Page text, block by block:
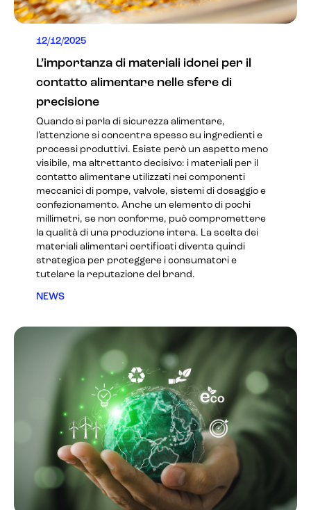
12/12/2025
L’importanza di materiali idonei per il
contatto alimentare nelle sfere di
precisione
Quando si parla di sicurezza alimentare,
l’attenzione si concentra spesso su ingredienti e
processi produttivi. Esiste però un aspetto meno
visibile, ma altrettanto decisivo: i materiali per il
contatto alimentare utilizzati nei componenti
meccanici di pompe, valvole, sistemi di dosaggio e
confezionamento. Anche un elemento di pochi
millimetri, se non conforme, può compromettere
la qualità di una produzione intera. La scelta dei
materiali alimentari certificati diventa quindi
strategica per proteggere i consumatori e
tutelare la reputazione del brand.
NEWS